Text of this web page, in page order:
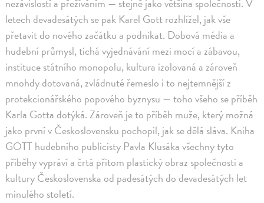
nezávislostí a přežíváním — stejně jako většina společnosti. V
letech devadesátých se pak Karel Gott rozhlížel, jak vše
přetavit do nového začátku a podnikat. Dobová média a
hudební průmysl, tichá vyjednávání mezi mocí a zábavou,
instituce státního monopolu, kultura izolovaná a zároveň
mnohdy dotovaná, zvládnuté řemeslo i to nejtemnější z
protekcionářského popového byznysu — toho všeho se příběh
Karla Gotta dotýká. Zároveň je to příběh muže, který možná
jako první v Československu pochopil, jak se dělá sláva. Kniha
GOTT hudebního publicisty Pavla Klusáka všechny tyto
příběhy vypráví a črtá přitom plastický obraz společnosti a
kultury Československa od padesátých do devadesátých let
minulého století.